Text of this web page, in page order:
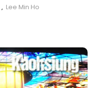
, Lee Min Ho